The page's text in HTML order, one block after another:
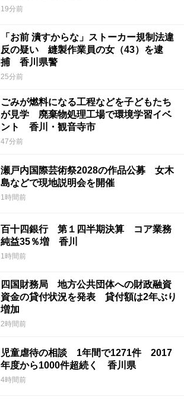
19分前
「お前 潰すからな」ストーカー規制法違
反の疑い 縫製作業員の女（43）を逮
捕 香川県警
25分前
ごみが燃料になる工程などを子どもたち
が見学 廃棄物処理工場で環境学習イベ
ント 香川・観音寺市
47分前
瀬戸内国際芸術祭2028の作品公募 女木
島などで現地説明会を開催
1時間前
百十四銀行 第１四半期決算 コア業務
純益35％増 香川
1時間前
四国財務局 地方公共団体への財政融資
資金の貸付状況を発表 貸付額は2年ぶり
増加
2時間前
児童虐待の相談 1年間で1271件 2017
年度から1000件超続く 香川県
4時間前